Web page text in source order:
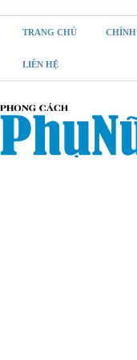
TRANG CHỦ
LIÊN HỆ